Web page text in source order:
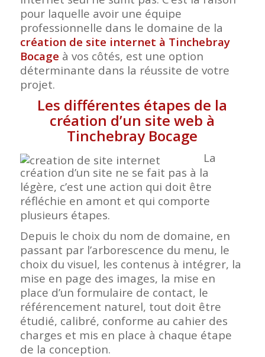
pour laquelle avoir une équipe
professionnelle dans le domaine de la
création de site internet à Tinchebray
Bocage à vos côtés, est une option
déterminante dans la réussite de votre
projet.
Les différentes étapes de la
création d’un site web à
Tinchebray Bocage
La
création d’un site ne se fait pas à la
légère, c’est une action qui doit être
réfléchie en amont et qui comporte
plusieurs étapes.
Depuis le choix du nom de domaine, en
passant par l’arborescence du menu, le
choix du visuel, les contenus à intégrer, la
mise en page des images, la mise en
place d’un formulaire de contact, le
référencement naturel, tout doit être
étudié, calibré, conforme au cahier des
charges et mis en place à chaque étape
de la conception.